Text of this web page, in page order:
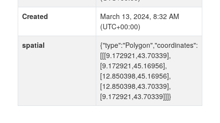
Created
March 13, 2024, 8:32 AM
(UTC+00:00)
spatial
{"type":"Polygon","coordinates":
[[[9.172921,43.70339],
[9.172921,45.16956],
[12.850398,45.16956],
[12.850398,43.70339],
[9.172921,43.70339]]]}